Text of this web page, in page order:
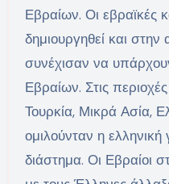
Εβραίων. Οι εβραϊκές
δημιουργηθεί και
συνέχισαν να
Εβραίων. Στις
Τουρκία, Μικρά Ασία,
ομιλούνταν η
διάστημα. Οι Εβραίοι